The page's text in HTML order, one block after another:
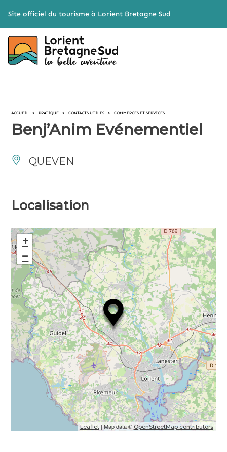
Site officiel du tourisme à Lorient Bretagne Sud
ACCUEIL > PRATIQUE > CONTACTS UTILES > COMMERCES ET SERVICES
Benj’Anim Evénementiel
QUEVEN
Localisation
+
−
Leaflet| Map data © OpenStreetMap contributors